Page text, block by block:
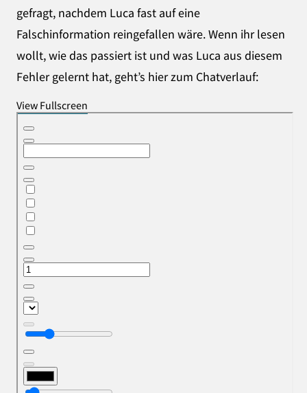
gefragt, nachdem Luca fast auf eine
Falschinformation reingefallen wäre. Wenn ihr lesen
wollt, wie das passiert ist und was Luca aus diesem
Fehler gelernt hat, geht’s hier zum Chatverlauf:
View Fullscreen
Zum
PDF-
Inhalt
springen